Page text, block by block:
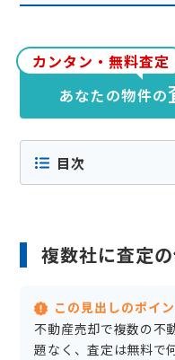
カンタン・無料査定
あなたの物件の
目次
複数社に査定
この見出しのポイ
不動産売却で複数の不
題なく、査定は無料で